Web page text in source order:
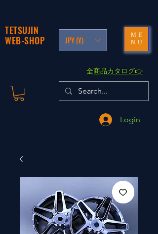
TETSUJIN
WEB-SHOP
JPY (¥)
ME
NU
​全商品カタログ👉
Login